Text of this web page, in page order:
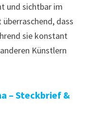
und sichtbar im
dass
sie konstant
Künstlern
– Steckbrief &